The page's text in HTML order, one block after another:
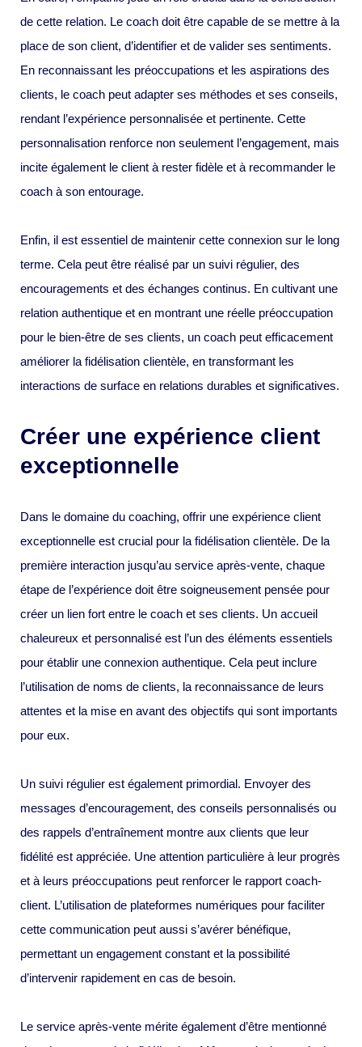
de cette relation. Le coach doit être capable de se mettre à la
place de son client, d’identifier et de valider ses sentiments.
En reconnaissant les préoccupations et les aspirations des
clients, le coach peut adapter ses méthodes et ses conseils,
rendant l’expérience personnalisée et pertinente. Cette
personnalisation renforce non seulement l’engagement, mais
incite également le client à rester fidèle et à recommander le
coach à son entourage.
Enfin, il est essentiel de maintenir cette connexion sur le long
terme. Cela peut être réalisé par un suivi régulier, des
encouragements et des échanges continus. En cultivant une
relation authentique et en montrant une réelle préoccupation
pour le bien-être de ses clients, un coach peut efficacement
améliorer la fidélisation clientèle, en transformant les
interactions de surface en relations durables et significatives.
Créer une expérience client
exceptionnelle
Dans le domaine du coaching, offrir une expérience client
exceptionnelle est crucial pour la fidélisation clientèle. De la
première interaction jusqu’au service après-vente, chaque
étape de l’expérience doit être soigneusement pensée pour
créer un lien fort entre le coach et ses clients. Un accueil
chaleureux et personnalisé est l’un des éléments essentiels
pour établir une connexion authentique. Cela peut inclure
l’utilisation de noms de clients, la reconnaissance de leurs
attentes et la mise en avant des objectifs qui sont importants
pour eux.
Un suivi régulier est également primordial. Envoyer des
messages d’encouragement, des conseils personnalisés ou
des rappels d’entraînement montre aux clients que leur
fidélité est appréciée. Une attention particulière à leur progrès
et à leurs préoccupations peut renforcer le rapport coach-
client. L’utilisation de plateformes numériques pour faciliter
cette communication peut aussi s’avérer bénéfique,
permettant un engagement constant et la possibilité
d’intervenir rapidement en cas de besoin.
Le service après-vente mérite également d’être mentionné